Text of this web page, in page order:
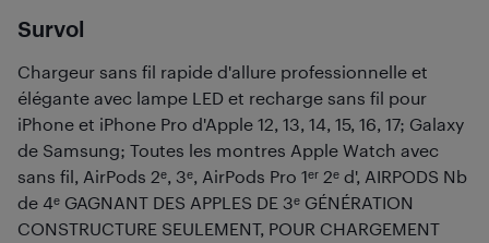
Survol
Chargeur sans fil rapide d'allure professionnelle et
élégante avec lampe LED et recharge sans fil pour
iPhone et iPhone Pro d'Apple 12, 13, 14, 15, 16, 17; Galaxy
de Samsung; Toutes les montres Apple Watch avec
sans fil, AirPods 2ᵉ, 3ᵉ, AirPods Pro 1ᵉʳ 2ᵉ d', AIRPODS Nb
de 4ᵉ GAGNANT DES APPLES DE 3ᵉ GÉNÉRATION
CONSTRUCTURE SEULEMENT, POUR CHARGEMENT